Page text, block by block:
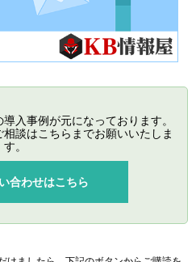
入事例が元になっております。
談はこちらまでお願いいたしま
す。
合わせはこちら